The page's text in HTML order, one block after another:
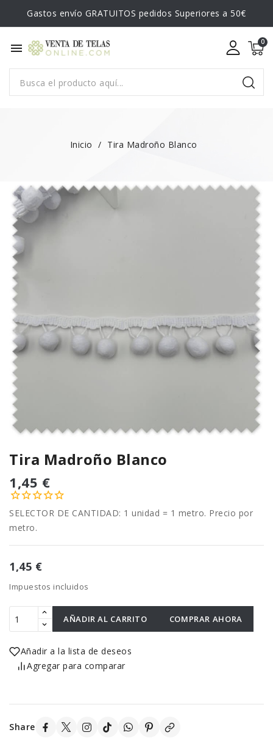
Gastos envío GRATUITOS pedidos Superiores a 50€
menu
Inicio Tira Madroño Blanco
NUEVO
Tira Madroño Blanco
1,45 €
SELECTOR DE CANTIDAD: 1 unidad = 1 metro. Precio por
metro.
1,45 €
Impuestos incluidos
AÑADIR AL CARRITO COMPRAR AHORA
Añadir a la lista de deseos
Agregar para comparar
Share